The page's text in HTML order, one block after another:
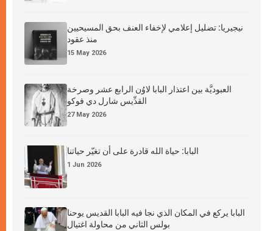
نيجيريا: تضليل إعلامي لإخفاء العنف بحق المسيحيين
منذ عقود
15 May 2026
العبوديَّة بين اعتذار البابا لاوُن الرابع عشر وصرخة
القدِّيس شارل دي فوكو
27 May 2026
البابا: حياة الله قادرة على أن تغيّر حياتنا
1 Jun 2026
البابا يركع في المكان الذي نجا فيه البابا القديس يوحنا
بولس الثاني من محاولة اغتيال